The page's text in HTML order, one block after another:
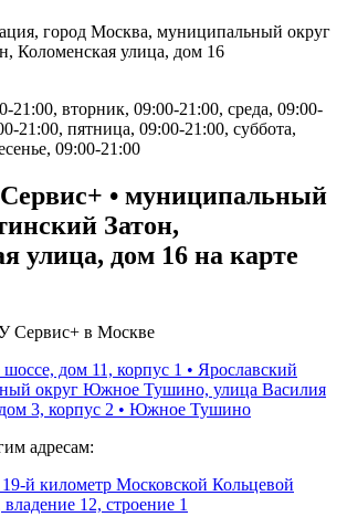
город Москва, муниципальный округ
Коломенская улица, дом 16
21:00, вторник, 09:00-21:00, среда, 09:00-
21:00, пятница, 09:00-21:00, суббота,
09:00-21:00
• муниципальный
Затон,
улица, дом 16 на карте
Сервис+ в Москве
шоссе, дом 11, корпус 1 • Ярославский
округ Южное Тушино, улица Василия
3, корпус 2 • Южное Тушино
адресам:
й километр Московской Кольцевой
12, строение 1